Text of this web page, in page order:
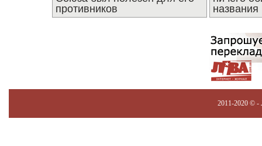
противников
названия
2011-2020 © -